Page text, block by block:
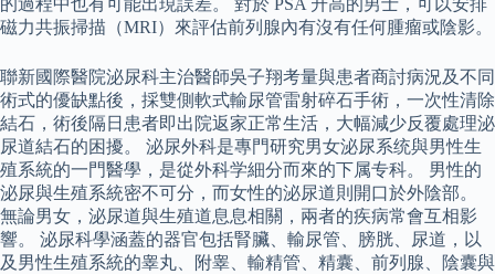
的過程中也有可能出現誤差。 對於 PSA 升高的男士，可以安排
磁力共振掃描（MRI）來評估前列腺內有沒有任何腫瘤或陰影。
聯新國際醫院泌尿科主治醫師吳子翔考量與患者商討病況及不同
術式的優缺點後，採雙側軟式輸尿管雷射碎石手術，一次性清除
結石，術後隔日患者即出院返家正常生活，大幅減少反覆處理泌
尿道結石的困擾。 泌尿外科是專門研究男女泌尿系统與男性生
殖系統的一門醫學，是從外科学細分而來的下属专科。 男性的
泌尿與生殖系統密不可分，而女性的泌尿道則開口於外陰部。
無論男女，泌尿道與生殖道息息相關，兩者的疾病常會互相影
響。 泌尿科學涵蓋的器官包括腎臟、輸尿管、膀胱、尿道，以
及男性生殖系統的睾丸、附睾、輸精管、精囊、前列腺、陰囊與